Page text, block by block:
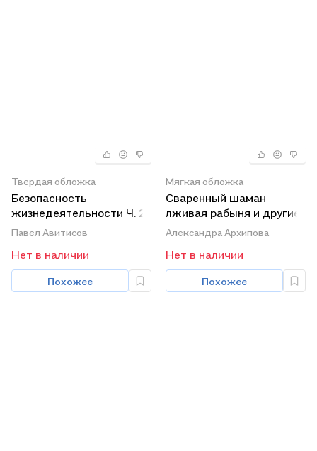
Твердая обложка
Безопасность
жизнедеятельности Ч. 2
Первая помощь при
Авитисов
Павел Авитисов
Нет в наличии
Похожее
Мягкая обложка
Сваренный шаман
лживая рабыня и другие
Задачи по культурной…
Уч. пос. (3 изд)
(мТрадТекстФолТипСем)
Александра Архипова
Нет в наличии
Похожее